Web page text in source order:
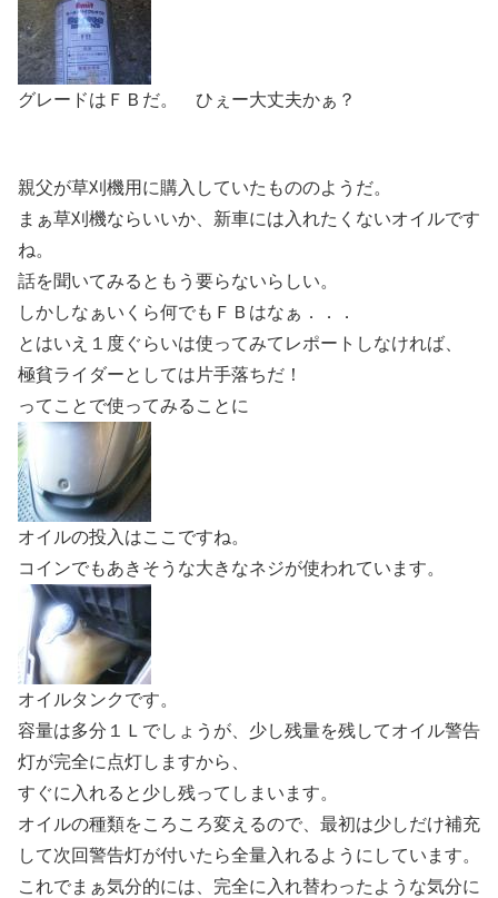
グレードはＦＢだ。 ひぇー大丈夫かぁ？
親父が草刈機用に購入していたもののようだ。
まぁ草刈機ならいいか、新車には入れたくないオイルです
ね。
話を聞いてみるともう要らないらしい。
しかしなぁいくら何でもＦＢはなぁ．．．
とはいえ１度ぐらいは使ってみてレポートしなければ、
極貧ライダーとしては片手落ちだ！
ってことで使ってみることに
オイルの投入はここですね。
コインでもあきそうな大きなネジが使われています。
オイルタンクです。
容量は多分１Ｌでしょうが、少し残量を残してオイル警告
灯が完全に点灯しますから、
すぐに入れると少し残ってしまいます。
オイルの種類をころころ変えるので、最初は少しだけ補充
して次回警告灯が付いたら全量入れるようにしています。
これでまぁ気分的には、完全に入れ替わったような気分に